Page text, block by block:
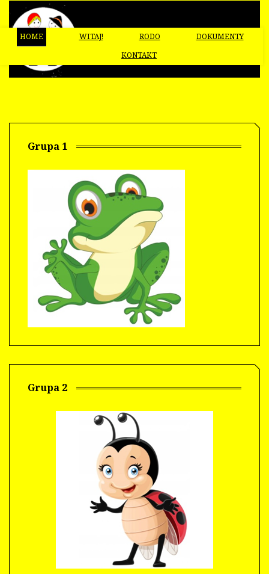
HOME WITAJ! RODO
DOKUMENTY
KONTAKT
Grupa 1
Grupa 2